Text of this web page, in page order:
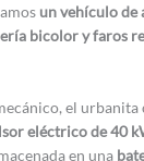
un vehículo de
bicolor y faros
el urbanita
eléctrico de 40
en una